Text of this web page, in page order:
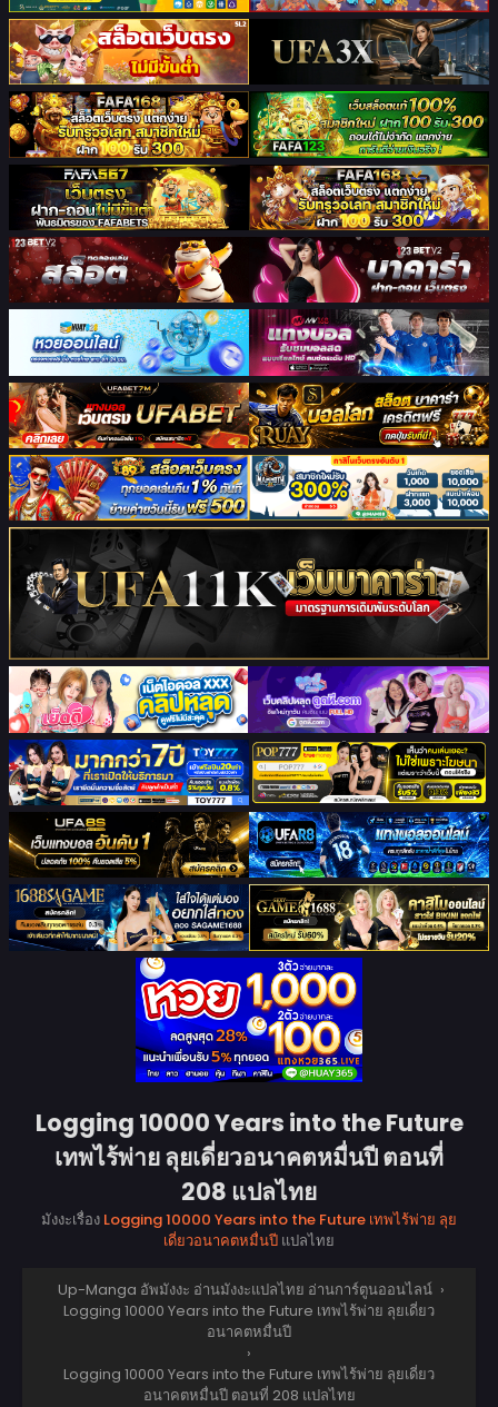
Logging 10000 Years into the Future
เทพไร้พ่าย ลุยเดี่ยวอนาคตหมื่นปี ตอนที่
208 แปลไทย
มังงะเรื่อง Logging 10000 Years into the Future เทพไร้พ่าย ลุย
เดี่ยวอนาคตหมื่นปี แปลไทย
Up-Manga อัพมังงะ อ่านมังงะแปลไทย อ่านการ์ตูนออนไลน์ ›
Logging 10000 Years into the Future เทพไร้พ่าย ลุยเดี่ยว
อนาคตหมื่นปี
›
Logging 10000 Years into the Future เทพไร้พ่าย ลุยเดี่ยว
อนาคตหมื่นปี ตอนที่ 208 แปลไทย